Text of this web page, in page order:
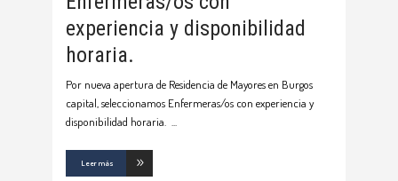
experiencia y disponibilidad
horaria.
Por nueva apertura de Residencia de Mayores en Burgos
capital, seleccionamos Enfermeras/os con experiencia y
disponibilidad horaria.
Leer más